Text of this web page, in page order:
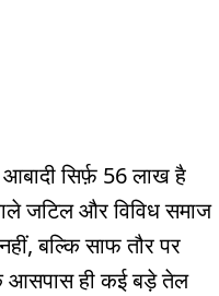
सिर्फ़ 56 लाख है
जटिल और विविध समाज
बल्कि साफ तौर पर
आसपास ही कई बड़े तेल